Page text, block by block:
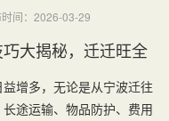
时间：2026-03-29
大揭秘，迁迁旺全
增多，无论是从宁波迁往
途运输、物品防护、费用